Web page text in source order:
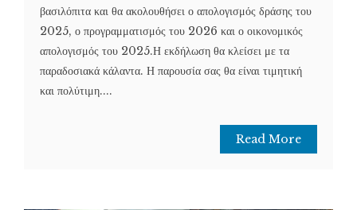
βασιλόπιτα και θα ακολουθήσει ο απολογισμός δράσης του
2025, ο προγραμματισμός του 2026 και ο οικονομικός
απολογισμός του 2025.Η εκδήλωση θα κλείσει με τα
παραδοσιακά κάλαντα. Η παρουσία σας θα είναι τιμητική
και πολύτιμη....
Read More